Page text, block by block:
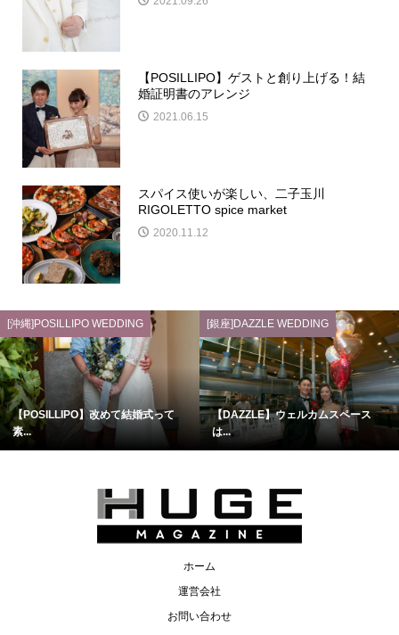
【POSILLIPO】ゲストと創り上げる！結
婚証明書のアレンジ
2021.06.15
スパイス使いが楽しい、二子玉川
RIGOLETTO spice market
2020.11.12
[沖縄]POSILLIPO WEDDING
【POSILLIPO】改めて結婚式って
素...
[銀座]DAZZLE WEDDING
【DAZZLE】ウェルカムスペース
は...
ホーム
運営会社
お問い合わせ